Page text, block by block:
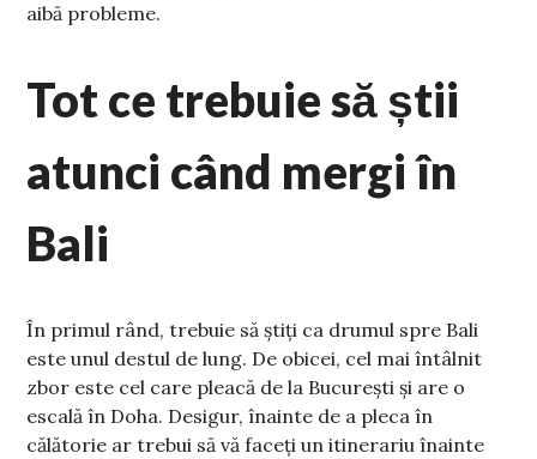
aibă probleme.
Tot ce trebuie să știi
atunci când mergi în
Bali
În primul rând, trebuie să știți ca drumul spre Bali
este unul destul de lung. De obicei, cel mai întâlnit
zbor este cel care pleacă de la București și are o
escală în Doha. Desigur, înainte de a pleca în
călătorie ar trebui să vă faceți un itinerariu înainte